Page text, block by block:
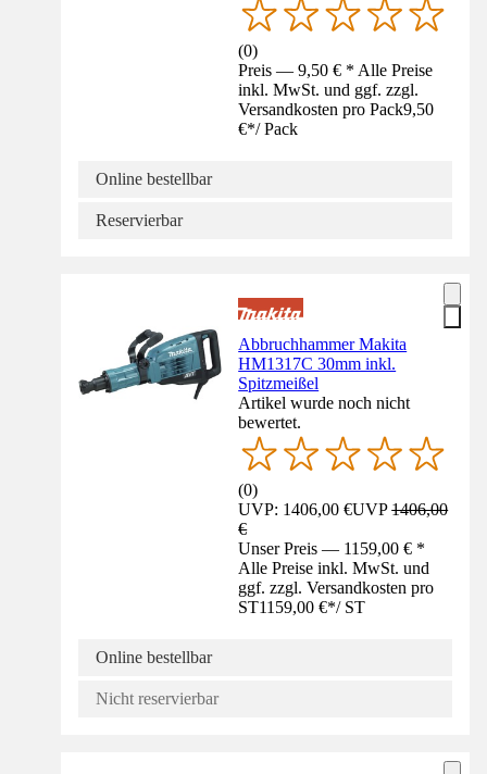
(0)
Preis — 9,50 € * Alle Preise
inkl. MwSt. und ggf. zzgl.
Versandkosten pro Pack9,50
€*/ Pack
Online bestellbar
Reservierbar
Abbruchhammer Makita
HM1317C 30mm inkl.
Spitzmeißel
Artikel wurde noch nicht
bewertet.
(0)
UVP: 1406,00 €UVP1406,00
€
Unser Preis — 1159,00 € *
Alle Preise inkl. MwSt. und
ggf. zzgl. Versandkosten pro
ST1159,00 €*/ ST
Online bestellbar
Nicht reservierbar